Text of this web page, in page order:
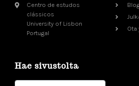
Centro de estudos
clássicos
University of Lisbon
Portugal
Ota
Hae sivustolta